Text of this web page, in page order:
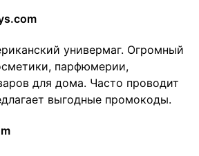
универмаг. Огромный
парфюмерии,
для дома. Часто проводит
выгодные промокоды.